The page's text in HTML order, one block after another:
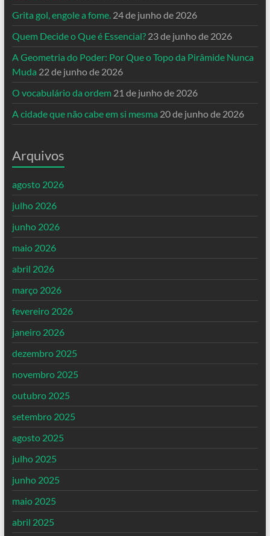
Grita gol, engole a fome. 24 de junho de 2026
Quem Decide o Que é Essencial? 23 de junho de 2026
A Geometria do Poder: Por Que o Topo da Pirâmide Nunca
Muda 22 de junho de 2026
O vocabulário da ordem 21 de junho de 2026
A cidade que não cabe em si mesma 20 de junho de 2026
Arquivos
agosto 2026
julho 2026
junho 2026
maio 2026
abril 2026
março 2026
fevereiro 2026
janeiro 2026
dezembro 2025
novembro 2025
outubro 2025
setembro 2025
agosto 2025
julho 2025
junho 2025
maio 2025
abril 2025